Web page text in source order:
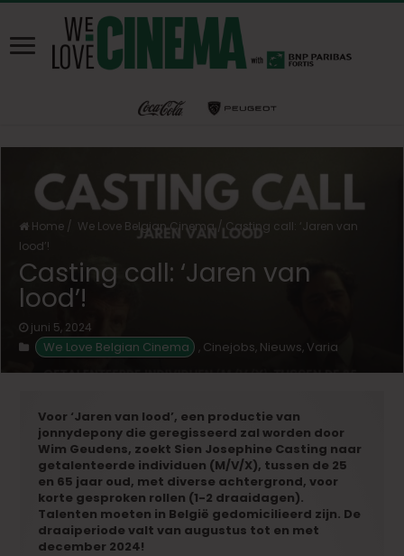
Home / We Love Belgian Cinema / Casting call: ‘Jaren van
lood’!
Casting call: ‘Jaren van
lood’!
juni 5, 2024
We Love Belgian Cinema , Cinejobs, Nieuws, Varia
Voor ‘Jaren van lood’, een productie van
jonnydepony die geregisseerd zal worden door
Wim Geudens, zoekt Sien Josephine Casting naar
getalenteerde individuen (M/V/X), tussen de 25
en 65 jaar oud, met diverse achtergrond, voor
korte gesproken rollen (1-2 draaidagen).
Talenten moeten in België gedomicilieerd zijn. De
draaiperiode valt van augustus tot en met
december 2024!